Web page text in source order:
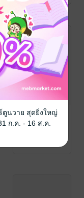
ตูนวาย สุดยิ่งใหญ่
ก.ค. - 16 ส.ค.